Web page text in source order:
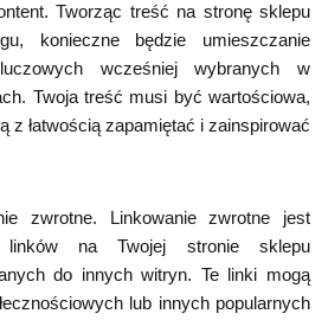
Tworząc treść na stronę sklepu
konieczne będzie umieszczanie
wcześniej wybranych w
Twoja treść musi być wartościowa,
z łatwością zapamiętać i zainspirować
zwrotne. Linkowanie zwrotne jest
linków na Twojej stronie sklepu
do innych witryn. Te linki mogą
lub innych popularnych